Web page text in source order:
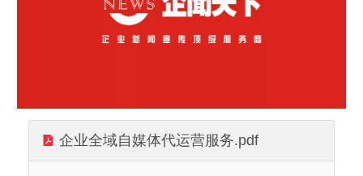
企业全域自媒体代运营服务.pdf